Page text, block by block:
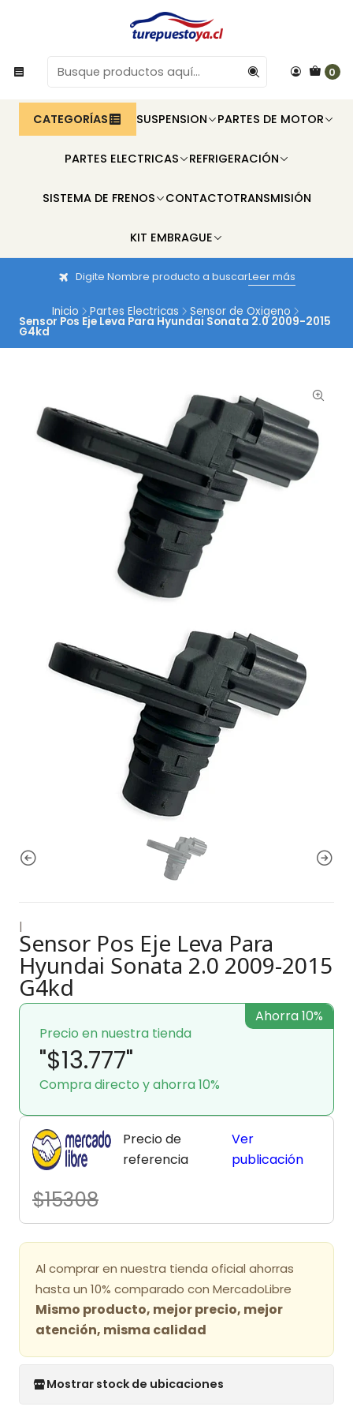
0
CATEGORÍAS SUSPENSION PARTES DE MOTOR
PARTES ELECTRICAS REFRIGERACIÓN
SISTEMA DE FRENOS CONTACTOTRANSMISIÓN
KIT EMBRAGUE
Digite Nombre producto a buscarLeer más
Inicio Partes Electricas Sensor de Oxigeno
Sensor Pos Eje Leva Para Hyundai Sonata 2.0 2009-2015
G4kd
|
Sensor Pos Eje Leva Para
Hyundai Sonata 2.0 2009-2015
G4kd
Precio en nuestra tienda
"$13.777"
Compra directo y ahorra 10%
Ahorra 10%
Precio de
referencia
$15308
Ver
publicación
Al comprar en nuestra tienda oficial ahorras
hasta un 10% comparado con MercadoLibre
Mismo producto, mejor precio, mejor
atención, misma calidad
Mostrar stock de ubicaciones